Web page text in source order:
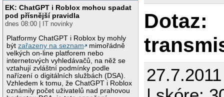
EK: ChatGPT i Roblox mohou spadat
pod přísnější pravidla
dnes 08:00 | IT novinky
Platformy ChatGPT i Roblox by mohly
býtzařazeny na seznam
mimořádně
velkých on-line platforem nebo
internetových vyhledávačů, na něž se
vztahují zvláštní podmínky podle
nařízení o digitálních službách (DSA).
Vzhledem k tomu, že ChatGPT i Roblox
oznámily počet uživatelů nad prahovou
Dotaz: